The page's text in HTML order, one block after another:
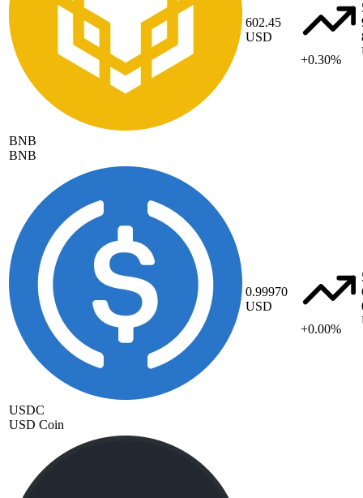
BNB
BNB
602.45
USD
+0.30%
USDC
USD Coin
0.99970
USD
+0.00%